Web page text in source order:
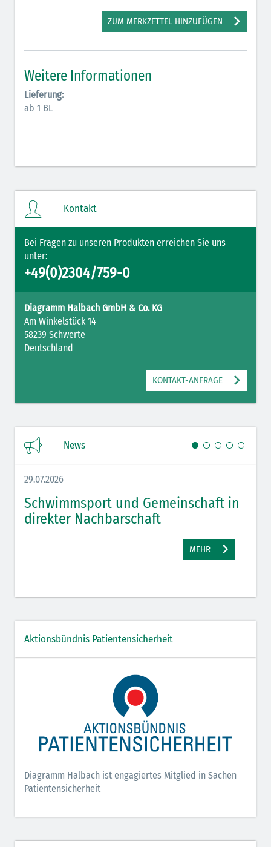
Inodilatatoren (rot-grün)
Elektrolyte (grün-pink)
Elektrolyte Kalium (grün-blau)
Elektrolyte NaCl (grün)
ZUM MERKZETTEL HINZUFÜGEN
Weitere Informationen
Lieferung:
ab 1 BL
Kontakt
Bei Fragen zu unseren Produkten erreichen Sie uns
unter:
+49(0)2304/759-0
Diagramm Halbach GmbH & Co. KG
Am Winkelstück 14
58239 Schwerte
Deutschland
KONTAKT-ANFRAGE
News
29.07.2026
Schwimmsport und Gemeinschaft in
direkter Nachbarschaft
MEHR
Aktionsbündnis Patientensicherheit
Diagramm Halbach ist engagiertes Mitglied in Sachen
Patientensicherheit